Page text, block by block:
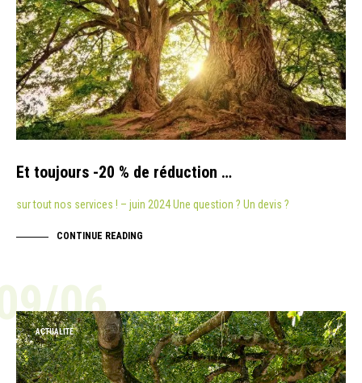
Et toujours -20 % de réduction …
sur tout nos services ! – juin 2024 Une question ? Un devis ?
CONTINUE READING
06
ACTUALITÉ